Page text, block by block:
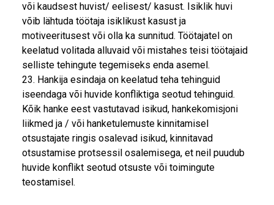
või kaudsest huvist/ eelisest/ kasust. Isiklik huvi
võib lähtuda töötaja isiklikust kasust ja
motiveeritusest või olla ka sunnitud. Töötajatel on
keelatud volitada alluvaid või mistahes teisi töötajaid
selliste tehingute tegemiseks enda asemel.
23. Hankija esindaja on keelatud teha tehinguid
iseendaga või huvide konfliktiga seotud tehinguid.
Kõik hanke eest vastutavad isikud, hankekomisjoni
liikmed ja / või hanketulemuste kinnitamisel
otsustajate ringis osalevad isikud, kinnitavad
otsustamise protsessil osalemisega, et neil puudub
huvide konflikt seotud otsuste või toimingute
teostamisel.